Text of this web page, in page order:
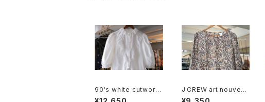
90's white cutwork
lace trimmed cotto
J.CREW art nouveau
silk pullover Blouse